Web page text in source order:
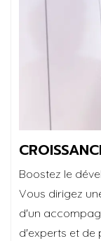
Boostez le
Vous dirigez
d'un
d'experts et de